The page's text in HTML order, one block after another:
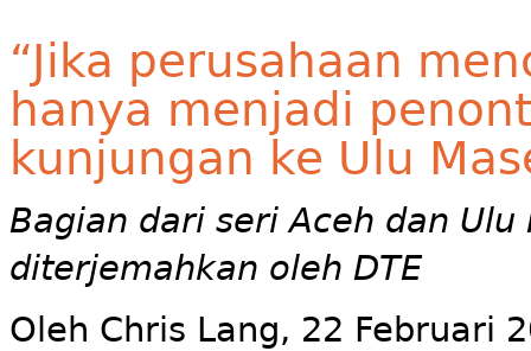
“Jika perusahaan
hanya menjadi
kunjungan ke Ulu
Bagian dari seri Aceh dan Ulu
diterjemahkan oleh DTE
Oleh Chris Lang, 22 Februari